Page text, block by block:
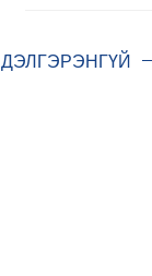
ДЭЛГЭРЭНГҮЙ